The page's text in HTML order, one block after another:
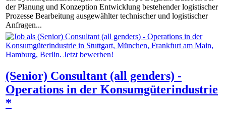
der Planung und Konzeption Entwicklung bestehender logistischer
Prozesse Bearbeitung ausgewählter technischer und logistischer
Anfragen...
(Senior) Consultant (all genders) -
Operations in der Konsumgüterindustrie
*